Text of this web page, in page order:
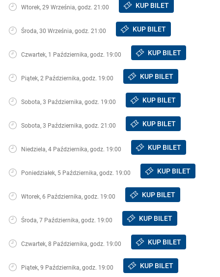
Wtorek, 29 Września, godz. 21:00 KUP BILET
Środa, 30 Września, godz. 21:00 KUP BILET
Czwartek, 1 Października, godz. 19:00 KUP BILET
Piątek, 2 Października, godz. 19:00 KUP BILET
Sobota, 3 Października, godz. 19:00 KUP BILET
Sobota, 3 Października, godz. 21:00 KUP BILET
Niedziela, 4 Października, godz. 19:00 KUP BILET
Poniedziałek, 5 Października, godz. 19:00 KUP BILET
Wtorek, 6 Października, godz. 19:00 KUP BILET
Środa, 7 Października, godz. 19:00 KUP BILET
Czwartek, 8 Października, godz. 19:00 KUP BILET
Piątek, 9 Października, godz. 19:00 KUP BILET